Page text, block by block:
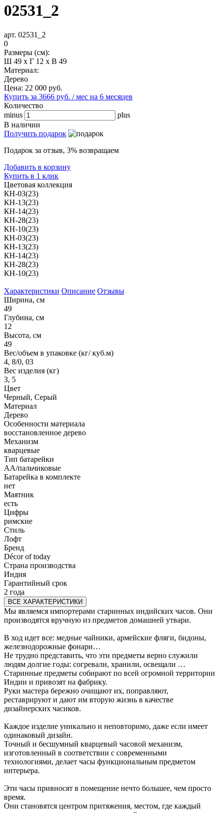
02531_2
арт. 02531_2
0
Размеры (см):
Ш 49 x Г 12 x В 49
Материал:
Дерево
Цена: 22 000 руб.
Купить за 3666 руб. / мес на 6 месяцев
Количество
minus
plus
В наличии
Получить подарок
Подарок за отзыв, 3% возвращаем
Добавить в корзину
Купить в 1 клик
Цветовая коллекция
КН-03(23)
КН-13(23)
КН-14(23)
КН-28(23)
КН-10(23)
КН-03(23)
КН-13(23)
КН-14(23)
КН-28(23)
КН-10(23)
Характеристики Описание Отзывы
Ширина, см
49
Глубина, см
12
Высота, см
49
Вес/объем в упаковке (кг/ куб.м)
4, 8/0, 03
Вес изделия (кг)
3, 5
Цвет
Черный, Серый
Материал
Дерево
Особенности материала
восстановленное дерево
Механизм
кварцевые
Тип батарейки
АА/пальчиковые
Батарейка в комплекте
нет
Маятник
есть
Цифры
римские
Стиль
Лофт
Бренд
Décor of today
Страна производства
Индия
Гарантийный срок
2 года
ВСЕ ХАРАКТЕРИСТИКИ
Мы являемся импортерами старинных индийских часов. Они
производятся вручную из предметов домашней утвари.
В ход идет все: медные чайники, армейские фляги, бидоны,
железнодорожные фонари…
Не трудно представить, что эти предметы верно служили
людям долгие годы: согревали, хранили, освещали …
Старинные предметы собирают по всей огромной территории
Индии и привозят на фабрику.
Руки мастера бережно очищают их, поправляют,
реставрируют и дают им вторую жизнь в качестве
дизайнерских часиков.
Каждое изделие уникально и неповторимо, даже если имеет
одинаковый дизайн.
Точный и бесшумный кварцевый часовой механизм,
изготовленный в соответствии с современными
технологиями, делает часы функциональным предметом
интерьера.
Эти часы привносят в помещение нечто большее, чем просто
время.
Они становятся центром притяжения, местом, где каждый